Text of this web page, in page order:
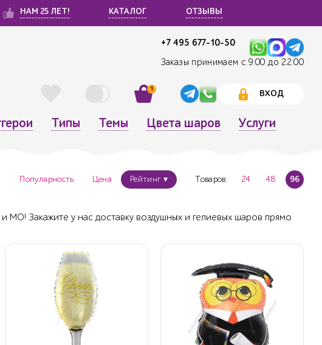
НАМ 25 ЛЕТ! КАТАЛОГ ОТЗЫВЫ
+7 495 677-10-50
Заказы принимаем с 9:00 до 22:00
1
ВХОД
Типы Темы Цвета шаров Услуги
Популярность Цена Рейтинг ▾ Товаров: 24 48 96
Закажите у нас доставку воздушных и гелиевых шаров прямо